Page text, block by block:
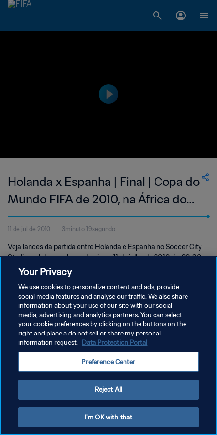
Holanda x Espanha | Final | Copa do
Mundo FIFA de 2010, na África do
Sul | Melhores momentos
11 de jul de 2010 3minuto 19segundo
Veja lances da partida entre Holanda e Espanha no Soccer City
Stadium, Johannesburg, domingo, 11 de julho de 2010, às 20:30.
POLÍTICA DE PRIVACIDADE
TERMOS DE SERVIÇO
ADMINISTRAR AS PREFERÊNCIAS DE COOKIES
Your Privacy
We use cookies to personalize content and ads, provide
social media features and analyse our traffic. We also share
information about your use of our site with our social
media, advertising and analytics partners. You can select
your cookie preferences by clicking on the buttons on the
right and place a do not sell or share my personal
information request. Data Protection Portal
Preference Center
Reject All
I'm OK with that